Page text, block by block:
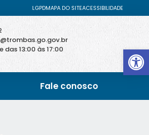
LGPDMAPA DO SITEACESSIBILIDADE
das 13:00 às 17:00
Fale conosco
Abrir